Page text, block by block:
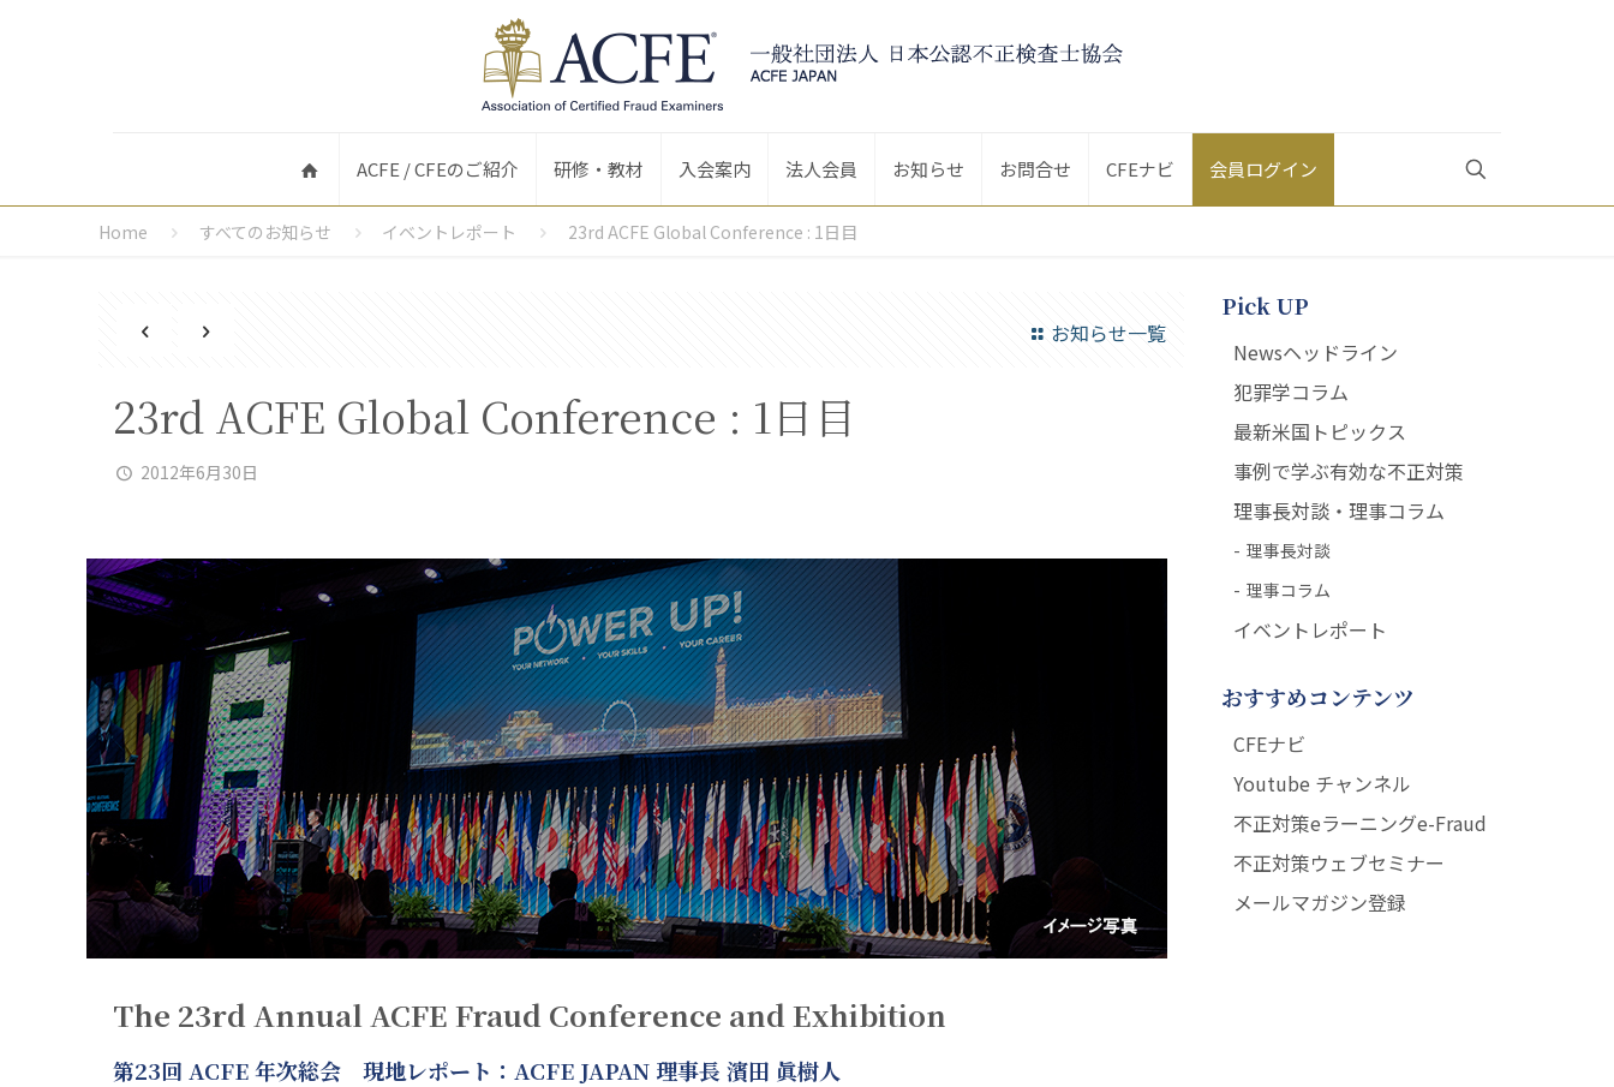
ACFE / CFEのご紹介 研修・教材 入会案内 法人会員 お知らせ お問合せ CFEナビ 会員ログイン
Home すべてのお知らせ イベントレポート 23rd ACFE Global Conference : 1日目
お知らせ一覧
23rd ACFE Global Conference : 1日目
2012年6月30日
The 23rd Annual ACFE Fraud Conference and Exhibition
第23回 ACFE 年次総会 現地レポート：ACFE JAPAN 理事長 濱田 眞樹人
Pick UP
Newsヘッドライン
犯罪学コラム
最新米国トピックス
事例で学ぶ有効な不正対策
理事長対談・理事コラム
理事長対談
理事コラム
イベントレポート
おすすめコンテンツ
CFEナビ
Youtube チャンネル
不正対策eラーニングe-Fraud
不正対策ウェブセミナー
メールマガジン登録